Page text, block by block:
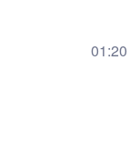
01:20